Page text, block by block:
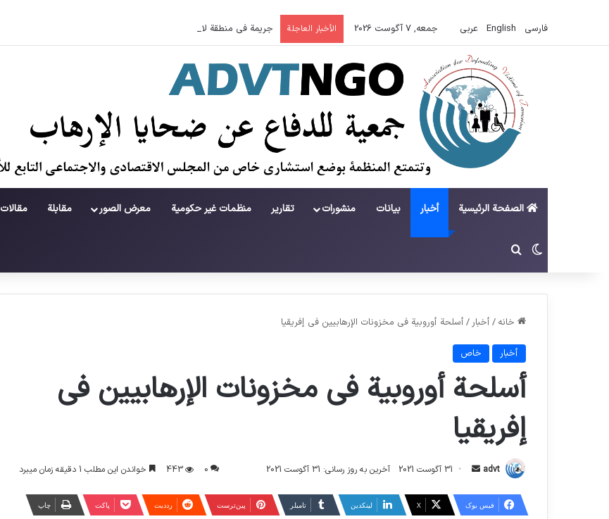
فارسی English عربي جمعه, 7 آگوست 2026 الأخبار العاجلة جريمة في منطقة لامرد ؛ حطام يتساقط على حياة لاعبي كرة قدم شباب
الصفحة الرئيسية أخبار بيانات منشورات تقارير منظمات غير حكومية معرض الصور مقابلة مقالات
تغییر پوسته
جستجو برای
خانه / أخبار / أسلحة أوروبية في مخزونات الإرهابيين في إفريقيا
أخبار خاص
أسلحة أوروبية في مخزونات الإرهابيين في
إفريقيا
advt ارسال
31 آگوست 2021 آخرین به روز رسانی: 31 آگوست 2021 0
443 خواندن این مطلب 1 دقیقه زمان میبرد
فیس بوک X لینکدین ‫تامبلر ‫پین‌ترست ‫رددیت پاکت چاپ